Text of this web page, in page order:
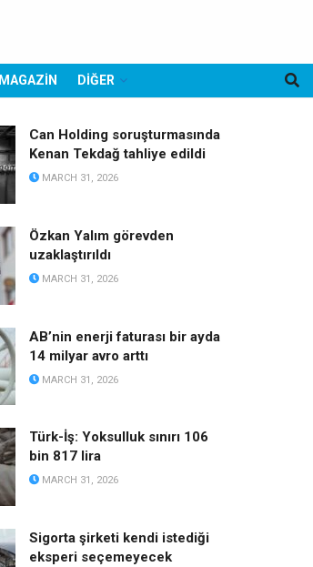
MAGAZİN DİĞER
Can Holding soruşturmasında
Kenan Tekdağ tahliye edildi
MARCH 31, 2026
Özkan Yalım görevden
uzaklaştırıldı
MARCH 31, 2026
AB’nin enerji faturası bir ayda
14 milyar avro arttı
MARCH 31, 2026
Türk-İş: Yoksulluk sınırı 106
bin 817 lira
MARCH 31, 2026
Sigorta şirketi kendi istediği
eksperi seçemeyecek